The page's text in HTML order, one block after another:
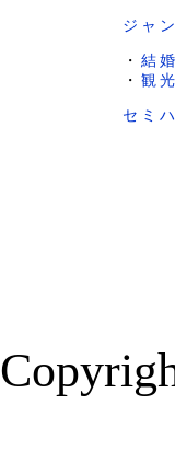
ジャ
・ 結
・ 観
セミ